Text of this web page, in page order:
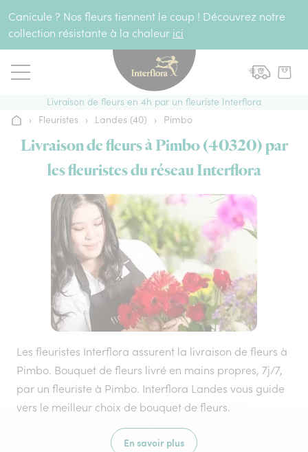
Canicule ? Nos fleurs tiennent le coup ! Découvrez notre
collection résistante à la chaleur ici
Livraison de fleurs en 4h par un fleuriste Interflora
Accueil
› Fleuristes › Landes (40) › Pimbo
Livraison de fleurs à Pimbo (40320) par
les fleuristes du réseau Interflora
Les fleuristes Interflora assurent la livraison de fleurs à
Pimbo. Bouquet de fleurs livré en mains propres, 7j/7,
par un fleuriste à Pimbo. Interflora Landes vous guide
vers le meilleur choix de bouquet de fleurs.
En savoir plus